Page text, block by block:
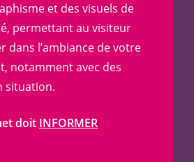
et des visuels de
permettant au visiteur
dans l’ambiance de votre
notamment avec des
situation.
doit INFORMER